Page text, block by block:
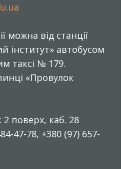
можна від станції
інститут» автобусом
таксі № 179.
«Провулок
: 2 поверх, каб. 28
47-78, +380 (97) 657-